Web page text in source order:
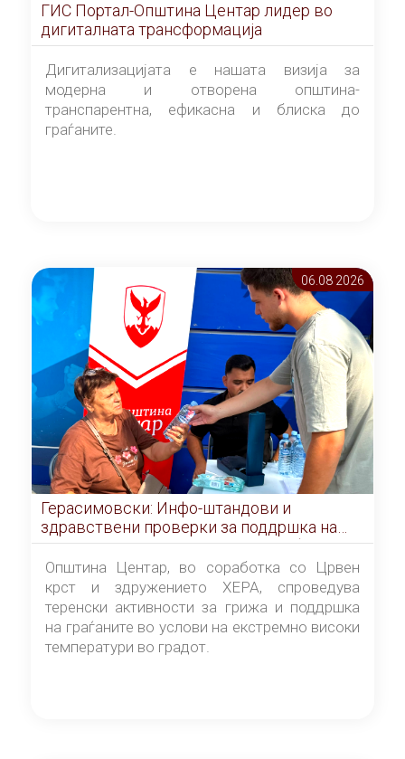
ГИС Портал-Општина Центар лидер во
дигиталната трансформација
Дигитализацијата е нашата визија за
модерна и отворена општина-
транспарентна, ефикасна и блиска до
граѓаните.
06.08 2026
Герасимовски: Инфо-штандови и
здравствени проверки за поддршка на
граѓаните во услови на топлотен бран
Општина Центар, во соработка со Црвен
крст и здружението ХЕРА, спроведува
теренски активности за грижа и поддршка
на граѓаните во услови на екстремно високи
температури во градот.